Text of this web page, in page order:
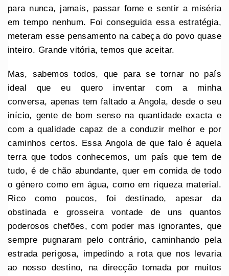
para nunca, jamais, passar fome e sentir a miséria
em tempo nenhum. Foi conseguida essa estratégia,
meteram esse pensamento na cabeça do povo quase
inteiro. Grande vitória, temos que aceitar.
Mas, sabemos todos, que para se tornar no país
ideal que eu quero inventar com a minha
conversa, apenas tem faltado a Angola, desde o seu
início, gente de bom senso na quantidade exacta e
com a qualidade capaz de a conduzir melhor e por
caminhos certos. Essa Angola de que falo é aquela
terra que todos conhecemos, um país que tem de
tudo, é de chão abundante, quer em comida de todo
o género como em água, como em riqueza material.
Rico como poucos, foi destinado, apesar da
obstinada e grosseira vontade de uns quantos
poderosos chefões, com poder mas ignorantes, que
sempre pugnaram pelo contrário, caminhando pela
estrada perigosa, impedindo a rota que nos levaria
ao nosso destino, na direcção tomada por muitos